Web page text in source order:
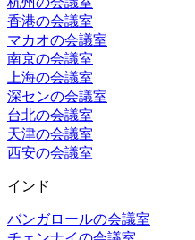
香港の会議室
マカオの会議室
南京の会議室
上海の会議室
深センの会議室
台北の会議室
天津の会議室
西安の会議室
インド
バンガロールの会議室